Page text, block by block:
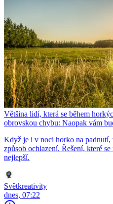
Většina lidí, která se během
obrovskou chybu: Naopak vám
Když je i v noci horko na
způsob ochlazení. Řešení, které
nejlepší.
Světkreativity
dnes, 07:22